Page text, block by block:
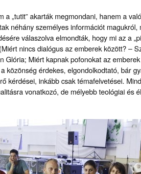
a „tutit” akarták megmondani, hanem a
néhány személyes információt magukról,
válaszolva elmondták, hogy mi az a
nincs dialógus az emberek között? –
Glória; Miért kapnak pofonokat az
közönség érdekes, elgondolkodtató, bár
kérdései, inkább csak témafelvetései.
vonatkozó, de mélyebb teológiai és